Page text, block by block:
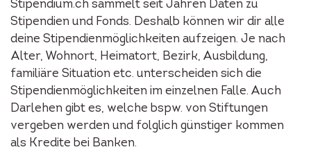
Stipendium.ch sammelt seit Jahren Daten zu
Stipendien und Fonds. Deshalb können wir dir alle
deine Stipendienmöglichkeiten aufzeigen. Je nach
Alter, Wohnort, Heimatort, Bezirk, Ausbildung,
familiäre Situation etc. unterscheiden sich die
Stipendienmöglichkeiten im einzelnen Falle. Auch
Darlehen gibt es, welche bspw. von Stiftungen
vergeben werden und folglich günstiger kommen
als Kredite bei Banken.